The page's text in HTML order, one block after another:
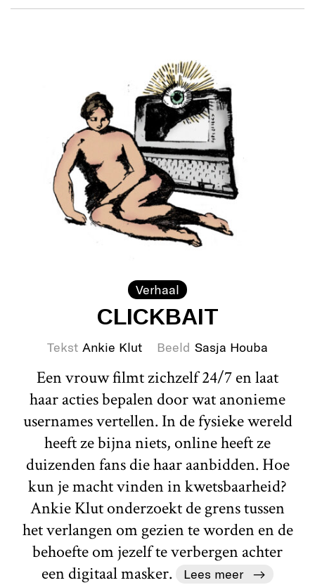
Verhaal
CLICKBAIT
Tekst Ankie Klut Beeld Sasja Houba
Een vrouw filmt zichzelf 24/7 en laat
haar acties bepalen door wat anonieme
usernames vertellen. In de fysieke wereld
heeft ze bijna niets, online heeft ze
duizenden fans die haar aanbidden. Hoe
kun je macht vinden in kwetsbaarheid?
Ankie Klut onderzoekt de grens tussen
het verlangen om gezien te worden en de
behoefte om jezelf te verbergen achter
een digitaal masker.
Lees meer